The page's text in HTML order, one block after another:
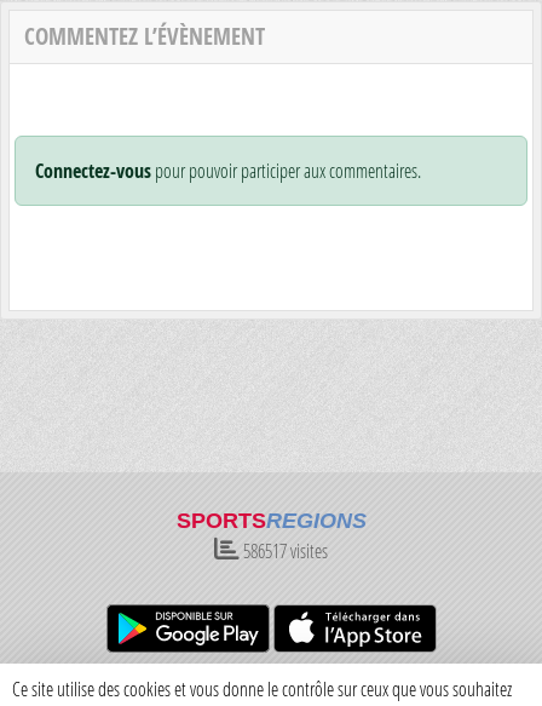
COMMENTEZ L’ÉVÈNEMENT
Connectez-vouspour pouvoir participer aux commentaires.
SPORTSREGIONS
586517visites
Charte cookies Gestion des cookies
Ce site utilise des cookies et vous donne le contrôle sur ceux que vous souhaitez